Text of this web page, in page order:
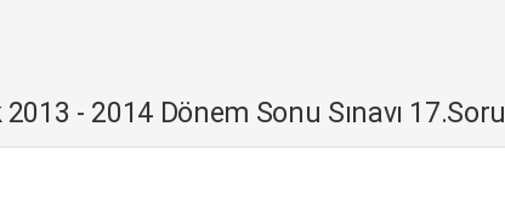
- 2014 Dönem Sonu Sınavı 17.Soru